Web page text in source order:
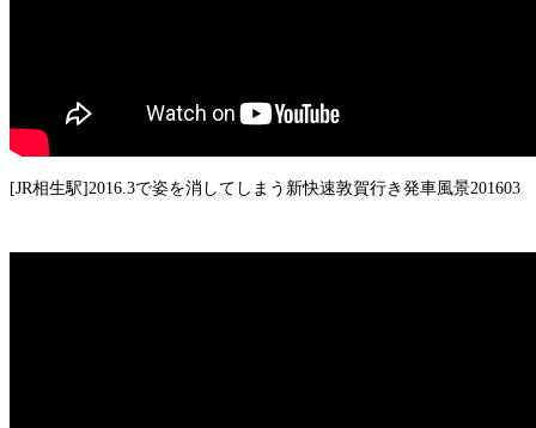
[JR相生駅]2016.3で姿を消してしまう新快速敦賀行き発車風景201603